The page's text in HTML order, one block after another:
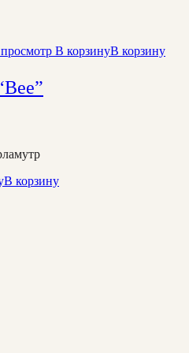
В корзинуВ корзину
В корзину